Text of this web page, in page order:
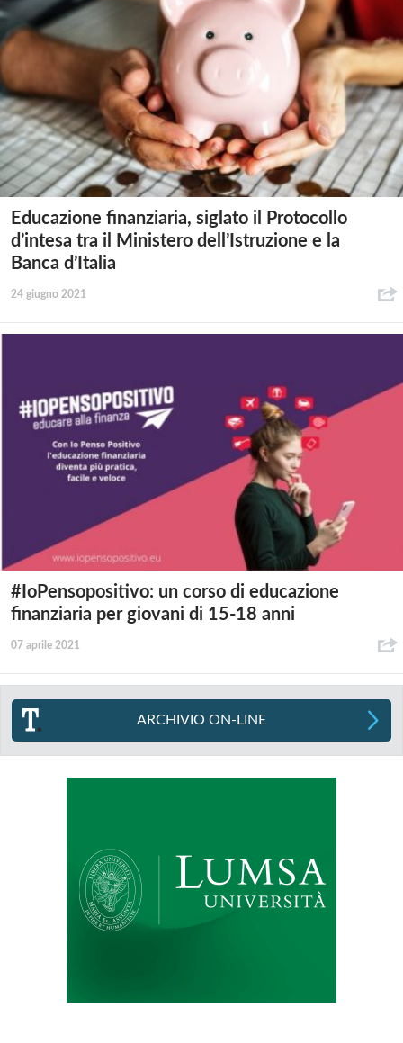
Educazione finanziaria, siglato il Protocollo
d’intesa tra il Ministero dell’Istruzione e la
Banca d’Italia
24 giugno 2021
#IoPensopositivo: un corso di educazione
finanziaria per giovani di 15-18 anni
07 aprile 2021
ARCHIVIO ON-LINE